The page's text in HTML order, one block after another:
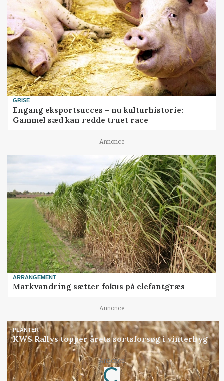
GRISE
Engang eksportsucces – nu kulturhistorie:
Gammel sæd kan redde truet race
Annonce
ARRANGEMENT
Markvandring sætter fokus på elefantgræs
Annonce
PLANTER
KWS Rallys topper årets sortsforsøg i vinterbyg
Annonce
Loading...